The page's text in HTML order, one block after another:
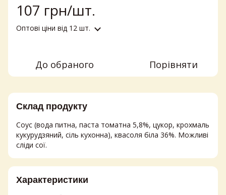
107 грн/шт.
Оптові ціни від 12 шт.
До обраного Порівняти
Склад продукту
Соус (вода питна, паста томатна 5,8%, цукор, крохмаль
кукурудзяний, сіль кухонна), квасоля біла 36%. Можливі
сліди сої.
Характеристики